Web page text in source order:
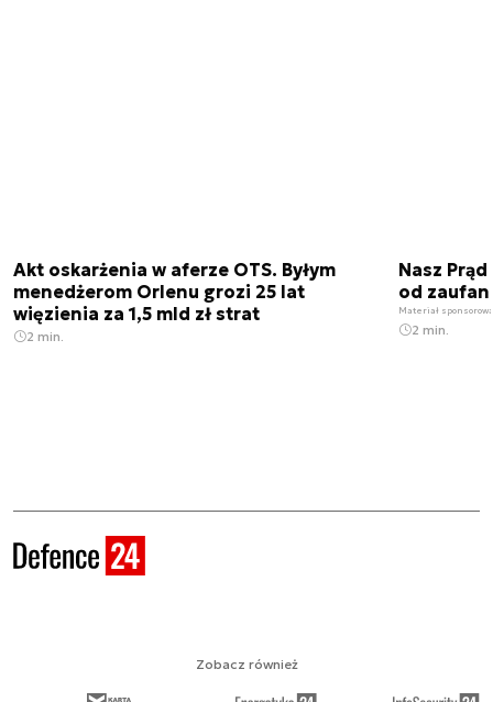
Akt oskarżenia w aferze OTS. Byłym
menedżerom Orlenu grozi 25 lat
więzienia za 1,5 mld zł strat
2 min.
Nasz
od
Materiał
2 min.
Zobacz również